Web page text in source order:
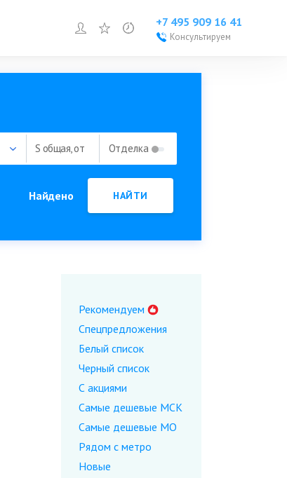
Войти или зарегистрироваться
зарегистрироваться
ИзбранноеПросмотренное
+7 495 909 16 41
Консультируем
S общая, от Отделка
Найдено НАЙТИ
Рекомендуем
Спецпредложения
Белый список
Черный список
С акциями
Самые дешевые МСК
Самые дешевые МО
Рядом с метро
Новые